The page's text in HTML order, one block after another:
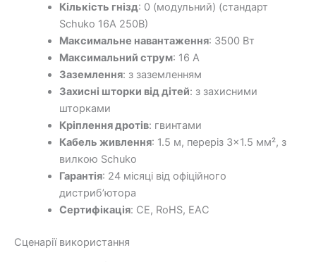
Кількість гнізд: 0 (модульний) (стандарт
Schuko 16А 250В)
Максимальне навантаження: 3500 Вт
Максимальний струм: 16 А
Заземлення: з заземленням
Захисні шторки від дітей: з захисними
шторками
Кріплення дротів: гвинтами
Кабель живлення: 1.5 м, переріз 3×1.5 мм², з
вилкою Schuko
Гарантія: 24 місяці від офіційного
дистриб’ютора
Сертифікація: CE, RoHS, EAC
Сценарії використання